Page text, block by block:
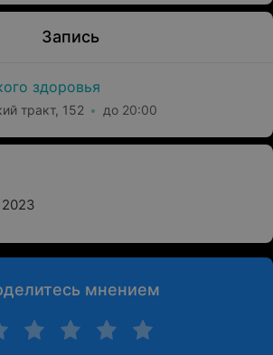
Запись
здоровья
тракт, 152 до 20:00
мнением